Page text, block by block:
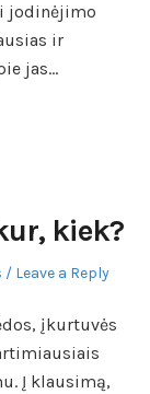
jodinėjimo
ir
jas…
kiek?
Leave a Reply
įkurtuvės
Į klausimą,